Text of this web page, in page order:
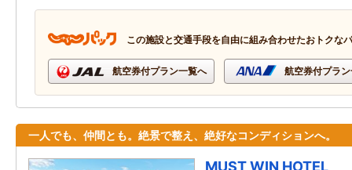
この施設と交通手段を自由に組み合わせたおトクな
航空券付プラン一覧へ 航空券付プラ
一人でも、仲間とも。絶景で整え、絶好なコンディションへ。